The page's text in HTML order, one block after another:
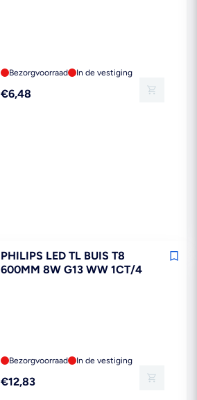
Bezorgvoorraad In de vestiging
Reguliere
€6,48
PHILIPS LED TL BUIS T8
600MM 8W G13 WW 1CT/4
Bezorgvoorraad In de vestiging
Reguliere
€12,83